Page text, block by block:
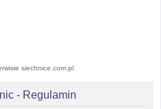
siechnice.com.pl
- Regulamin